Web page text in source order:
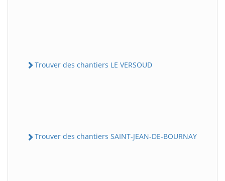
Trouver des chantiers LE VERSOUD
Trouver des chantiers SAINT-JEAN-DE-BOURNAY